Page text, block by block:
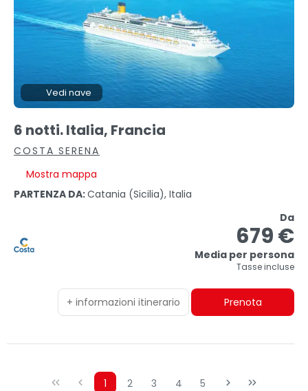
Vedi nave
6 notti. Italia, Francia
COSTA SERENA
Mostra mappa
PARTENZA DA:Catania (sicilia), Italia
Da
679 €
Media per persona
Tasse incluse
+ informazioni itinerario Prenota
1 2 3 4 5